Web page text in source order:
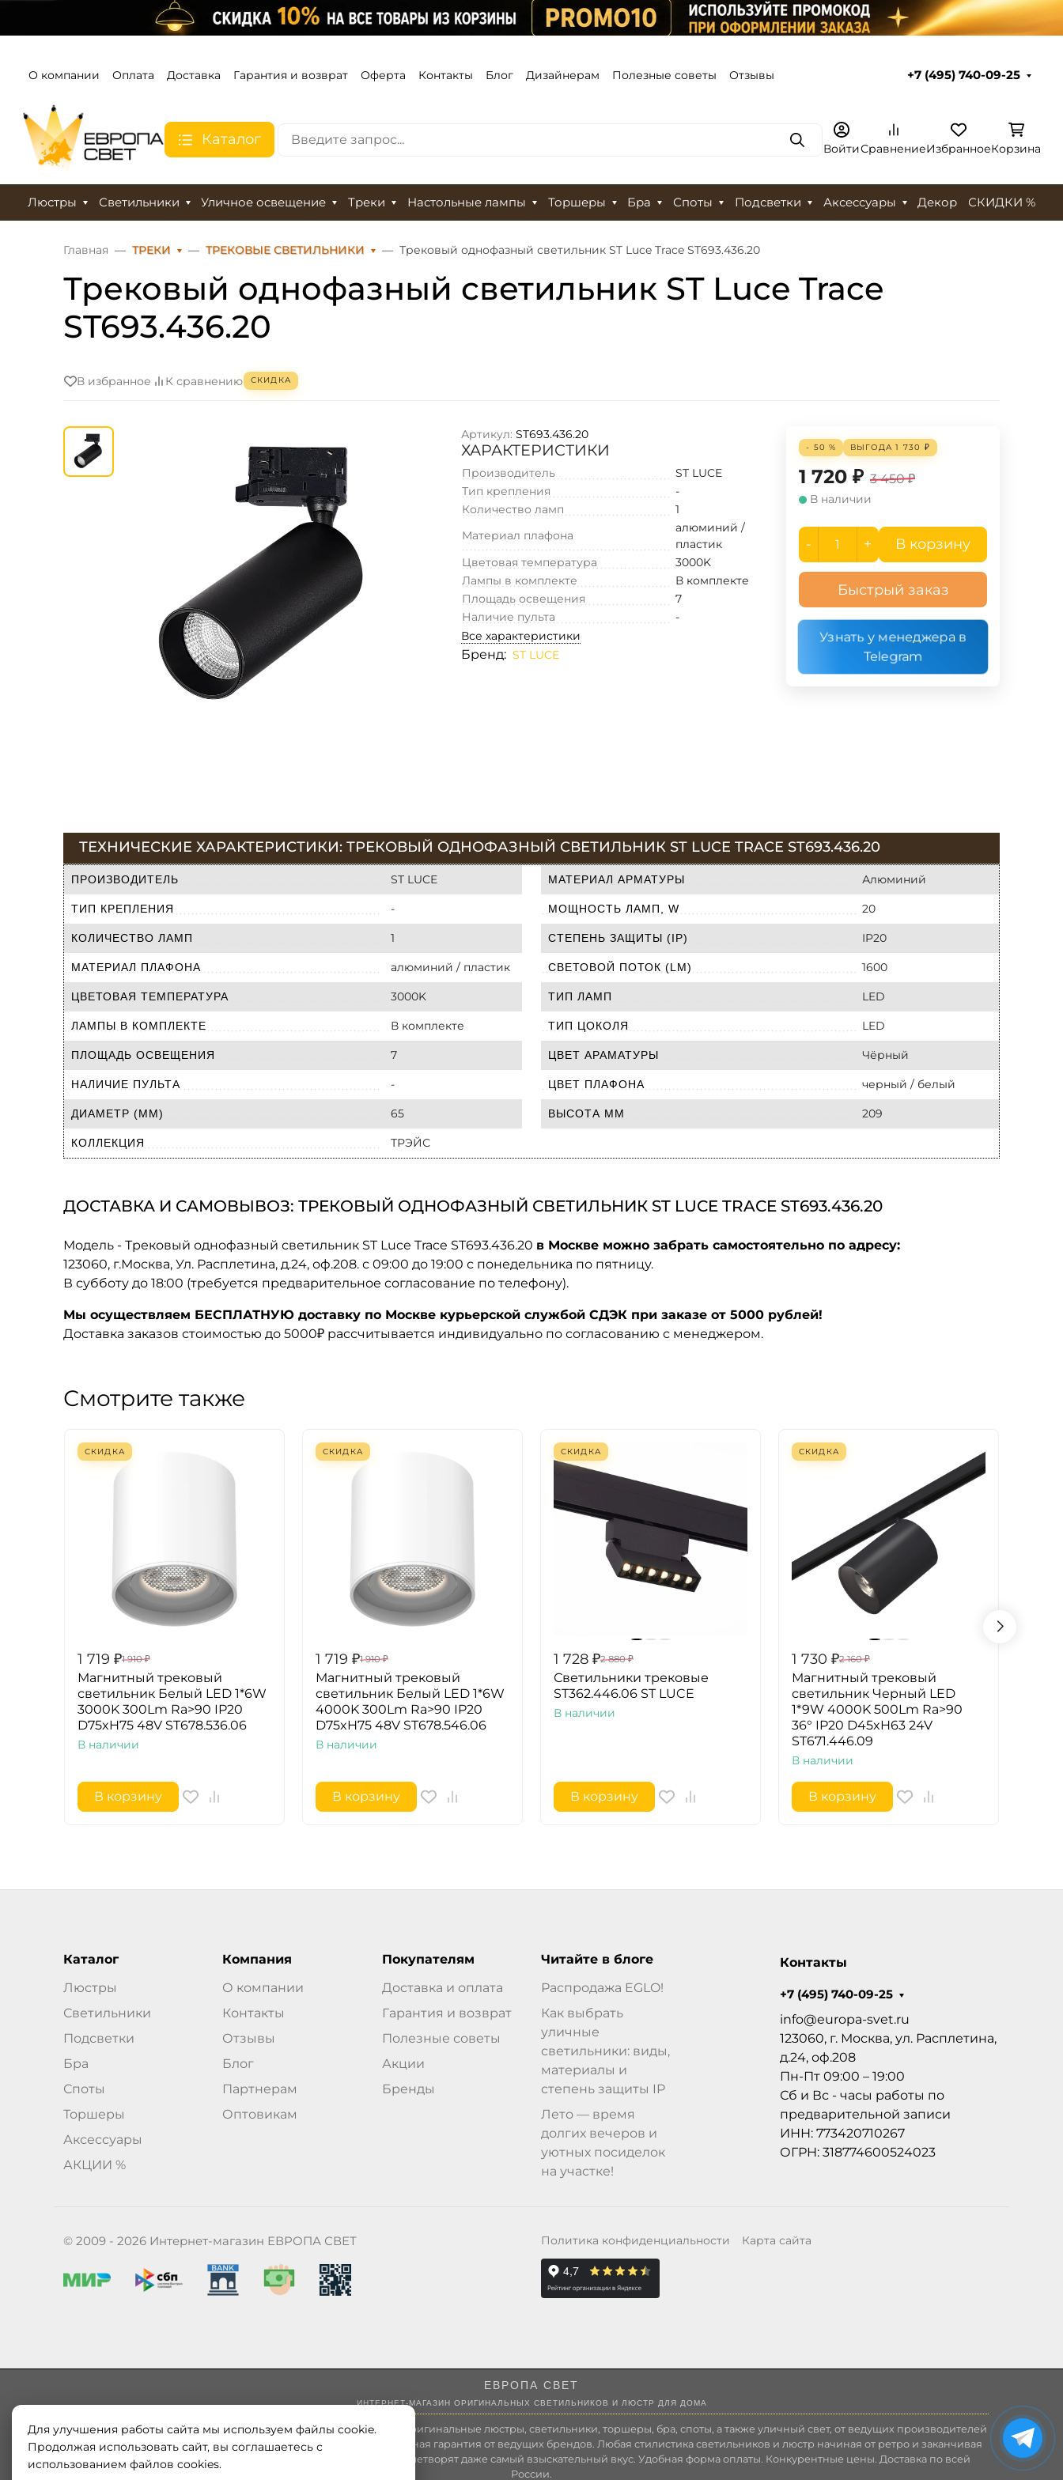
О компании Оплата Доставка Гарантия и возврат Оферта Контакты Блог Дизайнерам Полезные советы Отзывы +7 (495) 740-09-25
Каталог ПоискВойтиСравнениеИзбранноеКорзина
Люстры Светильники Уличное освещение Треки Настольные лампы Торшеры Бра Споты Подсветки Аксессуары Декор СКИДКИ %
Главная ТРЕКИ ТРЕКОВЫЕ СВЕТИЛЬНИКИ Трековый однофазный светильник ST Luce Trace ST693.436.20
Трековый однофазный светильник ST Luce Trace
ST693.436.20
В избранное К сравнению СКИДКА
Артикул: ST693.436.20
ХАРАКТЕРИСТИКИ
Производитель
ST LUCE
Тип крепления
-
Количество ламп
1
Материал плафона
алюминий /
пластик
Цветовая температура
3000K
Лампы в комплекте
В комплекте
Площадь освещения
7
Наличие пульта
-
Все характеристики
Бренд: ST LUCE
- 50 % ВЫГОДА1 730 ₽
1 720 ₽ 3 450 ₽
В наличии
- + В корзину
Быстрый заказ
Узнать у менеджера в
Telegram
ТЕХНИЧЕСКИЕ ХАРАКТЕРИСТИКИ: ТРЕКОВЫЙ ОДНОФАЗНЫЙ СВЕТИЛЬНИК ST LUCE TRACE ST693.436.20
ПРОИЗВОДИТЕЛЬ ST LUCE
ТИП КРЕПЛЕНИЯ -
КОЛИЧЕСТВО ЛАМП 1
МАТЕРИАЛ ПЛАФОНА алюминий / пластик
ЦВЕТОВАЯ ТЕМПЕРАТУРА 3000K
ЛАМПЫ В КОМПЛЕКТЕ В комплекте
ПЛОЩАДЬ ОСВЕЩЕНИЯ 7
НАЛИЧИЕ ПУЛЬТА -
ДИАМЕТР (ММ) 65
КОЛЛЕКЦИЯ ТРЭЙС
МАТЕРИАЛ АРМАТУРЫ Алюминий
МОЩНОСТЬ ЛАМП, W 20
СТЕПЕНЬ ЗАЩИТЫ (IP) IP20
СВЕТОВОЙ ПОТОК (LM) 1600
ТИП ЛАМП LED
ТИП ЦОКОЛЯ LED
ЦВЕТ АРАМАТУРЫ Чёрный
ЦВЕТ ПЛАФОНА черный / белый
ВЫСОТА ММ 209
ДОСТАВКА И САМОВЫВОЗ: ТРЕКОВЫЙ ОДНОФАЗНЫЙ СВЕТИЛЬНИК ST LUCE TRACE ST693.436.20
Модель - Трековый однофазный светильник ST Luce Trace ST693.436.20 в Москве можно забрать самостоятельно по адресу:
123060, г.Москва, Ул. Расплетина, д.24, оф.208. с 09:00 до 19:00 с понедельника по пятницу.
В субботу до 18:00 (требуется предварительное согласование по телефону).
Мы осуществляем БЕСПЛАТНУЮ доставку по Москве курьерской службой СДЭК при заказе от 5000 рублей!
Доставка заказов стоимостью до 5000₽ рассчитывается индивидуально по согласованию с менеджером.
Смотрите также
СКИДКА
1 719 ₽1 910 ₽
Магнитный трековый
светильник Белый LED 1*6W
3000K 300Lm Ra>90 IP20
D75xH75 48V ST678.536.06
В наличии
В корзину
СКИДКА
1 719 ₽1 910 ₽
Магнитный трековый
светильник Белый LED 1*6W
4000K 300Lm Ra>90 IP20
D75xH75 48V ST678.546.06
В наличии
В корзину
СКИДКА
1 728 ₽2 880 ₽
Светильники трековые
ST362.446.06 ST LUCE
В наличии
В корзину
СКИДКА
1 730 ₽2 160 ₽
Магнитный трековый
светильник Черный LED
1*9W 4000K 500Lm Ra>90
36° IP20 D45xH63 24V
ST671.446.09
В наличии
В корзину
Каталог
Люстры
Светильники
Подсветки
Бра
Споты
Торшеры
Аксессуары
АКЦИИ %
Компания
О компании
Контакты
Отзывы
Блог
Партнерам
Оптовикам
Покупателям
Доставка и оплата
Гарантия и возврат
Полезные советы
Акции
Бренды
Читайте в блоге
Распродажа EGLO!
Как выбрать
уличные
светильники: виды,
материалы и
степень защиты IP
Лето — время
долгих вечеров и
уютных посиделок
на участке!
Контакты
+7 (495) 740-09-25
info@europa-svet.ru
123060, г. Москва, ул. Расплетина,
д.24, оф.208
Пн-Пт 09:00 – 19:00
Сб и Вс - часы работы по
предварительной записи
ИНН: 773420710267
ОГРН: 318774600524023
© 2009 - 2026 Интернет-магазин ЕВРОПА СВЕТ Политика конфиденциальности Карта сайта
ЕВРОПА СВЕТ
ИНТЕРНЕТ-МАГАЗИН ОРИГИНАЛЬНЫХ СВЕТИЛЬНИКОВ И ЛЮСТР ДЛЯ ДОМА
Наш магазин «ЕВРОПА СВЕТ» поставляет и продает в России оригинальные люстры, светильники, торшеры, бра, споты, а также уличный свет, от ведущих производителей
Европы и России. Только оригинальная продукция. Полноценная гарантия от ведущих брендов. Любая стилистика светильников и люстр начиная от ретро и заканчивая
модерн от интернет-магазина europa-svet.ru позволит удовлетворят даже самый взыскательный вкус. Удобная форма оплаты. Конкурентные цены. Доставка по всей
России.
Для улучшения работы сайта мы используем файлы cookie.
Продолжая использовать сайт, вы соглашаетесь с
использованием файлов cookies.